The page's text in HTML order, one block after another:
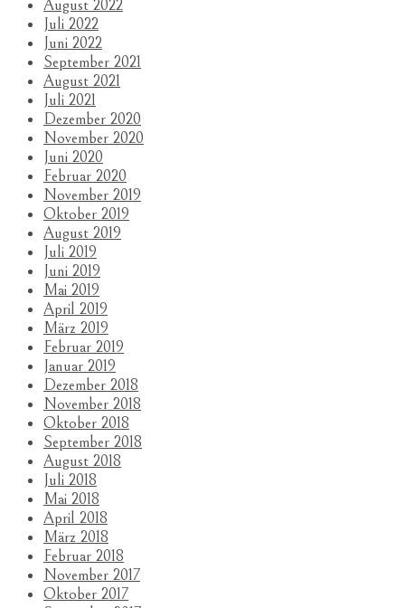
August 2022
Juli 2022
Juni 2022
September 2021
August 2021
Juli 2021
Dezember 2020
November 2020
Juni 2020
Februar 2020
November 2019
Oktober 2019
August 2019
Juli 2019
Juni 2019
Mai 2019
April 2019
März 2019
Februar 2019
Januar 2019
Dezember 2018
November 2018
Oktober 2018
September 2018
August 2018
Juli 2018
Mai 2018
April 2018
März 2018
Februar 2018
November 2017
Oktober 2017